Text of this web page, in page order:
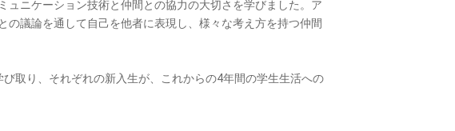
ュニケーション技術と仲間との協力の大切さを学びました。ア
の議論を通して自己を他者に表現し、様々な考え方を持つ仲間
取り、それぞれの新入生が、これからの4年間の学生生活への